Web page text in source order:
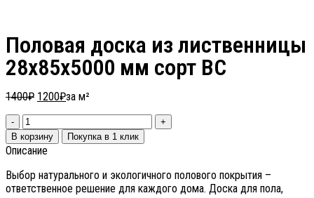
Половая доска из лиственницы
28х85х5000 мм сорт ВС
1400₽ 1200₽за м²
В корзину Покупка в 1 клик
Описание
Выбор натурального и экологичного полового покрытия –
ответственное решение для каждого дома. Доска для пола,